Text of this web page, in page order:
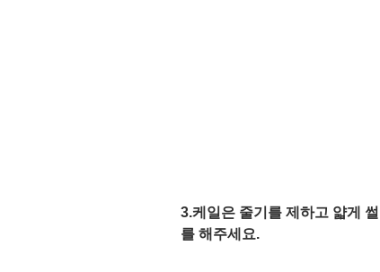
3.케일은 줄기를 제하고 얇게
를 해주세요.